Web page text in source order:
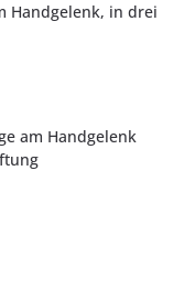
Handgelenk, in drei
am Handgelenk